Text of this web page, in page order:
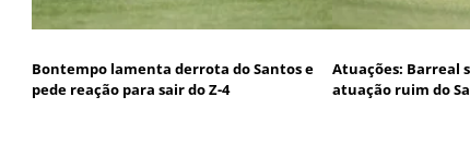
Bontempo lamenta derrota do Santos e
pede reação para sair do Z-4
Atuações: Barreal
atuação ruim do